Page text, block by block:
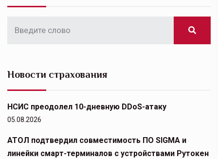
Новости страхования
НСИС преодолел 10-дневную DDoS-атаку
05.08.2026
АТОЛ подтвердил совместимость ПО SIGMA и
линейки смарт-терминалов с устройствами Рутокен